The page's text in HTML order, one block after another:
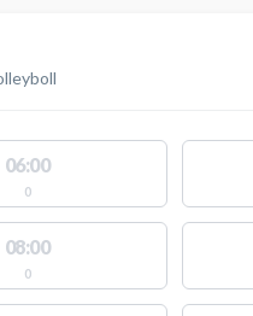
06:00
0
08:00
0